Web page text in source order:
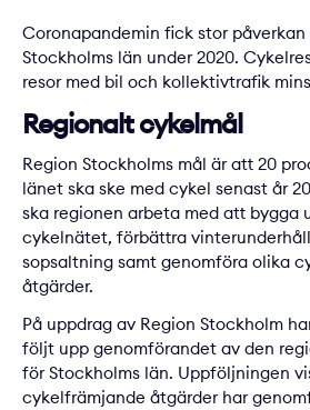
Coronapandemin fick stor påverkan
Stockholms län under 2020.
resor med bil och kollektivtrafik
Regionalt cykelmål
Region Stockholms mål är att 20
länet ska ske med cykel senast år
ska regionen arbeta med att bygga
cykelnätet, förbättra
sopsaltning samt genomföra olika
åtgärder.
På uppdrag av Region Stockholm
följt upp genomförandet av den
för Stockholms län. Uppföljningen
cykelfrämjande åtgärder har